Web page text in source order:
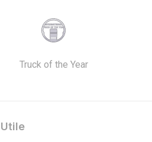
Truck of the Year
Utile